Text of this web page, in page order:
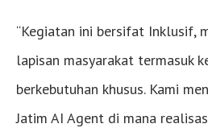
“Kegiatan ini bersifat Inklusif,
lapisan masyarakat termasuk
berkebutuhan khusus. Kami
Jatim AI Agent di mana